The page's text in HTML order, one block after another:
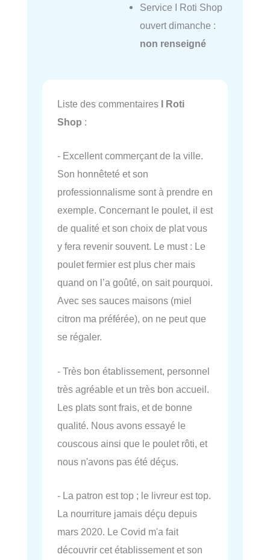
Service I Roti Shop
ouvert dimanche :
non renseigné
Liste des commentaires I Roti
Shop :
- Excellent commerçant de la ville.
Son honnêteté et son
professionnalisme sont à prendre en
exemple. Concernant le poulet, il est
de qualité et son choix de plat vous
y fera revenir souvent. Le must : Le
poulet fermier est plus cher mais
quand on l’a goûté, on sait pourquoi.
Avec ses sauces maisons (miel
citron ma préférée), on ne peut que
se régaler.
- Très bon établissement, personnel
très agréable et un très bon accueil.
Les plats sont frais, et de bonne
qualité. Nous avons essayé le
couscous ainsi que le poulet rôti, et
nous n'avons pas été déçus.
- La patron est top ; le livreur est top.
La nourriture jamais déçu depuis
mars 2020. Le Covid m'a fait
découvrir cet établissement et son